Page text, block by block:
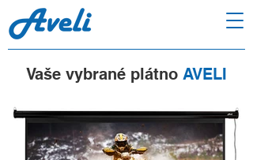
Vaše vybrané plátno AVELI